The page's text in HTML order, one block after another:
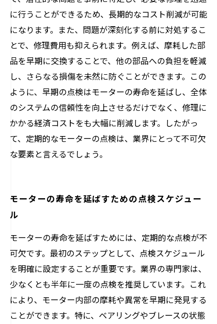
に行うことができるため、長期的なコスト削減が可能
になります。また、問題が深刻化する前に対処するこ
とで、修理費用も抑えられます。例えば、摩耗した部
品を早期に交換することで、他の部品への負担を軽減
し、さらなる損傷を未然に防ぐことができます。この
ように、早期の点検はモーターの寿命を延ばし、全体
のシステムの信頼性を向上させるだけでなく、修理に
かかる経済コストをも大幅に削減します。したがっ
て、定期的なモーターの点検は、業界にとって不可欠
な要素と言えるでしょう。
モーターの寿命を延ばすための点検スケジュー
ル
モーターの寿命を延ばすためには、定期的な点検が不
可欠です。最初のステップとして、点検スケジュール
を明確に設定することが重要です。業界の専門家は、
少なくとも半年に一度の点検を推奨しています。これ
により、モーター内部の摩耗や異常を早期に発見する
ことができます。特に、ベアリングやブレースの状態